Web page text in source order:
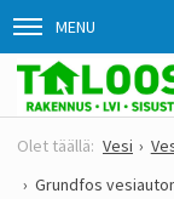
MENU
Vesi
Grundfos